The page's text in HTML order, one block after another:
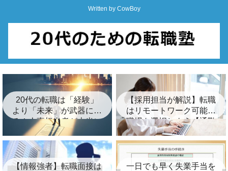
Written by CowBoy
20代の転職は「経験」
より「未来」が武器にな
る！人事担当者が本当に
知りたい履歴書・職務経
歴書の書き方
【採用担当が解説】転職
はリモートワーク可能な
職場を選択しよう【通勤
時間は無駄】
【情報強者】転職面接は
一日でも早く失業手当を